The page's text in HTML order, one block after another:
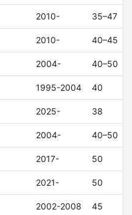
2010- 35–47
2010- 40–45
2004- 40–50
1995-2004 40
2025- 38
2004- 40–50
2017- 50
2021- 50
2002-2008 45